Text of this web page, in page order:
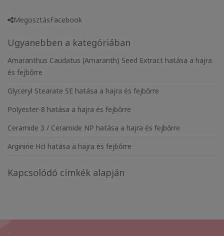
MegosztásFacebook
Ugyanebben a kategóriában
Amaranthus Caudatus (Amaranth) Seed Extract hatása a hajra
és fejbőrre
Glyceryl Stearate SE hatása a hajra és fejbőrre
Polyester-8 hatása a hajra és fejbőrre
Ceramide 3 / Ceramide NP hatása a hajra és fejbőrre
Arginine Hcl hatása a hajra és fejbőrre
Kapcsolódó címkék alapján